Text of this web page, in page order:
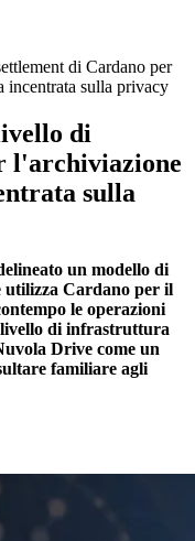
di Cardano per
incentrata sulla privacy
di
l'archiviazione
sulla
un modello di
utilizza Cardano per il
le operazioni
di infrastruttura
Drive come un
familiare agli